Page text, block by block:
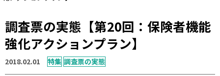
国家試験対策
学会・セミナー情報
調査票の実態【第20回：保険者機能
強化アクションプラン】
2018.02.01 特集 調査票の実態